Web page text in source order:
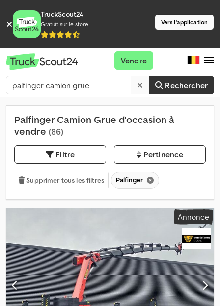
TruckScout24
Gratuit sur le store Vers l'application
Rechercher
Vendre
Palfinger Camion Grue d'occasion à
vendre (86)
Filtre Pertinence
Supprimer tous les filtres Palfinger
Annonce